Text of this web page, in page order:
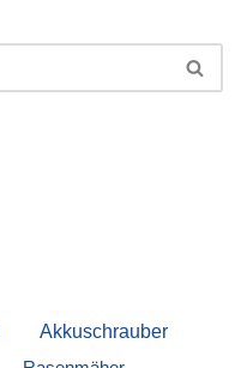
Akkuschrauber